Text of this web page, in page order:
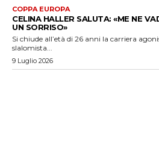
COPPA EUROPA
CELINA HALLER SALUTA: «ME NE
UN SORRISO»
Si chiude all’età di 26 anni la carriera
slalomista...
9 Luglio 2026